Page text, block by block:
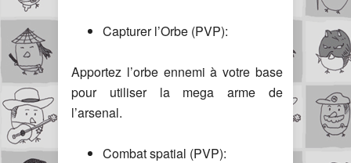
Capturer l’Orbe (PVP):
Apportez l’orbe ennemi à votre base
pour utiliser la mega arme de
l’arsenal.
Combat spatial (PVP):